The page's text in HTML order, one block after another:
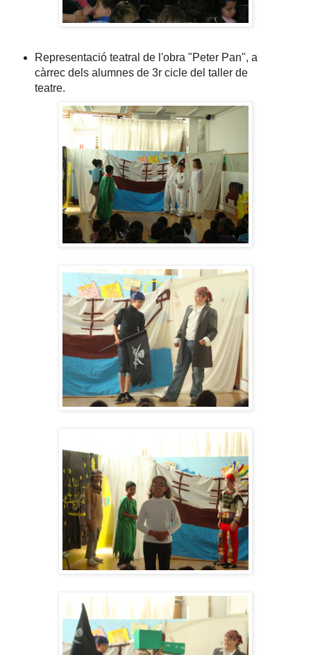
Representació teatral de l'obra "Peter Pan", a
càrrec dels alumnes de 3r cicle del taller de
teatre.